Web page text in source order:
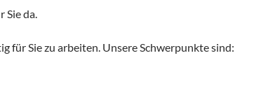
Sie da.
für Sie zu arbeiten. Unsere Schwerpunkte sind: